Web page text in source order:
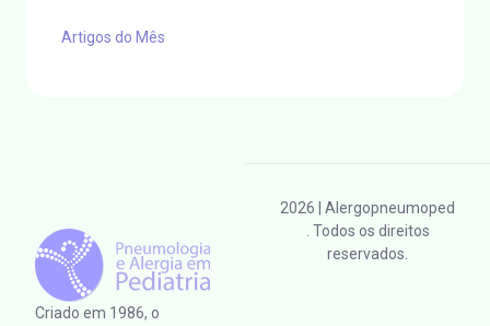
Artigos do Mês
Criado em 1986, o
2026 | Alergopneumoped
. Todos os direitos
reservados.